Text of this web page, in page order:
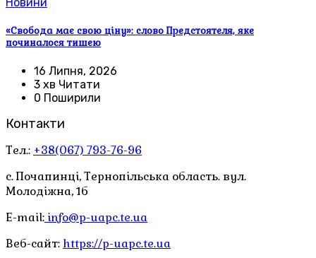
«Свобода має свою ціну»: слово Предстоятеля, яке
починалося тишею
16 Липня, 2026
3 хв Читати
0 Поширили
Контакти
Тел.: +38(067) 793-76-96
с. Почапинці, Тернопільська область. вул.
Молодіжна, 1б
E-mail: info@p-uapc.te.ua
Веб-сайт: https://p-uapc.te.ua